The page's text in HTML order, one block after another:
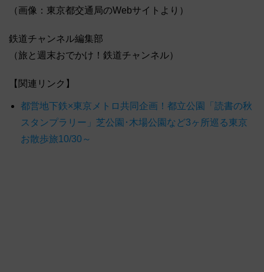
（画像：東京都交通局のWebサイトより）
鉄道チャンネル編集部
（旅と週末おでかけ！鉄道チャンネル）
【関連リンク】
都営地下鉄×東京メトロ共同企画！都立公園「読書の秋
スタンプラリー」芝公園･木場公園など3ヶ所巡る東京
お散歩旅10/30～